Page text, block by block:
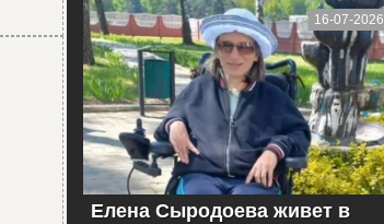
16-07-2026
Елена Сыродоева живет в